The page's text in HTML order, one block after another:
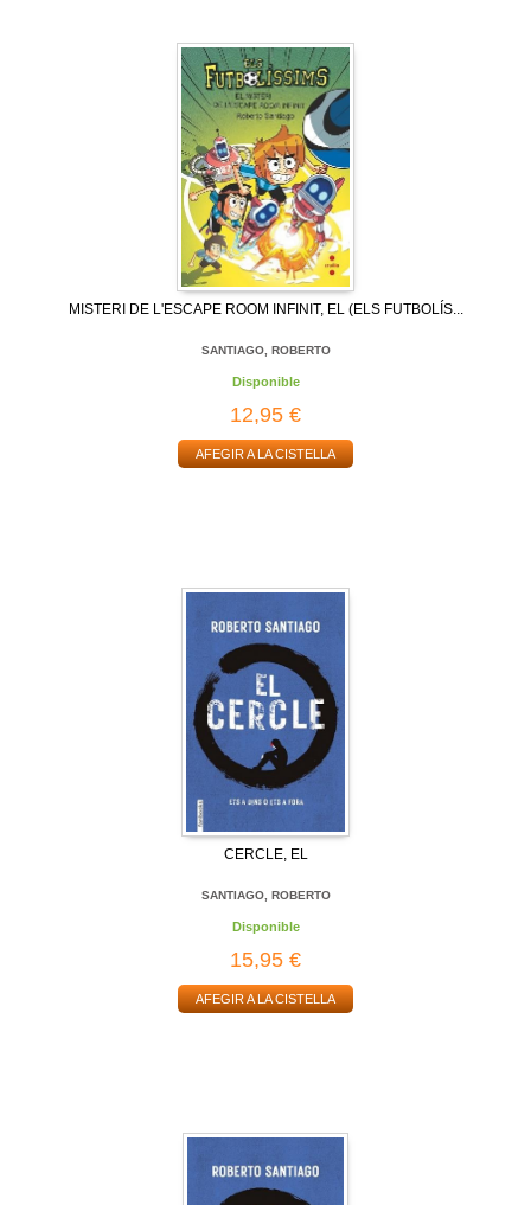
MISTERI DE L'ESCAPE ROOM INFINIT, EL (ELS FUTBOLÍS...
SANTIAGO, ROBERTO
Disponible
12,95 €
AFEGIR A LA CISTELLA
CERCLE, EL
SANTIAGO, ROBERTO
Disponible
15,95 €
AFEGIR A LA CISTELLA